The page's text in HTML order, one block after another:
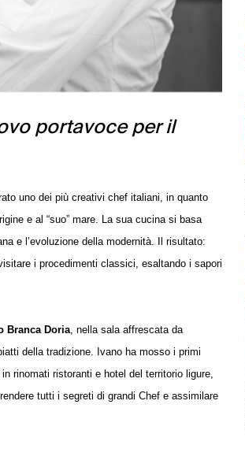
portavoce per il
uno dei più creativi chef italiani, in quanto
e al “suo” mare. La sua cucina si basa
e l’evoluzione della modernità. Il risultato:
i procedimenti classici, esaltando i sapori
Branca Doria , nella sala affrescata da
della tradizione. Ivano ha mosso i primi
rinomati ristoranti e hotel del territorio ligure,
tutti i segreti di grandi Chef e assimilare